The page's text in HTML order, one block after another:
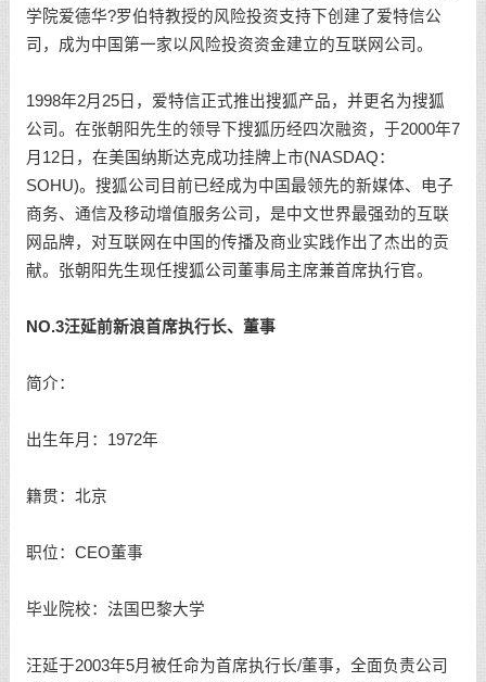
学院爱德华?罗伯特教授的风险投资支持下创建了爱特信公
司，成为中国第一家以风险投资资金建立的互联网公司。
1998年2月25日，爱特信正式推出搜狐产品，并更名为搜狐
公司。在张朝阳先生的领导下搜狐历经四次融资，于2000年7
月12日，在美国纳斯达克成功挂牌上市(NASDAQ：
SOHU)。搜狐公司目前已经成为中国最领先的新媒体、电子
商务、通信及移动增值服务公司，是中文世界最强劲的互联
网品牌，对互联网在中国的传播及商业实践作出了杰出的贡
献。张朝阳先生现任搜狐公司董事局主席兼首席执行官。
NO.3汪延前新浪首席执行长、董事
简介：
出生年月：1972年
籍贯：北京
职位：CEO董事
毕业院校：法国巴黎大学
汪延于2003年5月被任命为首席执行长/董事，全面负责公司